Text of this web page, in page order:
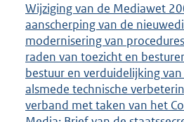
Wijziging van de Mediawet
aanscherping van de
modernisering van
raden van toezicht en
bestuur en verduidelijking
alsmede technische
verband met taken van het